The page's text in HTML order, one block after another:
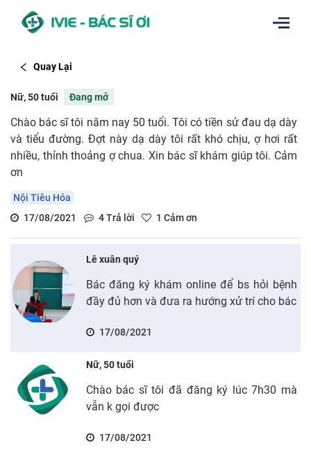
Quay Lại
Nữ, 50 tuổi Đang mở
Chào bác sĩ tôi năm nay 50 tuổi. Tôi có tiền sử đau dạ dày
và tiểu đường. Đợt này dạ dày tôi rất khó chịu, ợ hơi rất
nhiều, thỉnh thoảng ợ chua. Xin bác sĩ khám giúp tôi. Cảm
ơn
Nội Tiêu Hóa
17/08/2021
4Trả lời 1 Cảm ơn
Lê xuân quý
Bác đăng ký khám online để bs hỏi bệnh
đầy đủ hơn và đưa ra hướng xử trí cho bác
17/08/2021
Nữ, 50 tuổi
Chào bác sĩ tôi đã đăng ký lúc 7h30 mà
vẫn k gọi được
17/08/2021